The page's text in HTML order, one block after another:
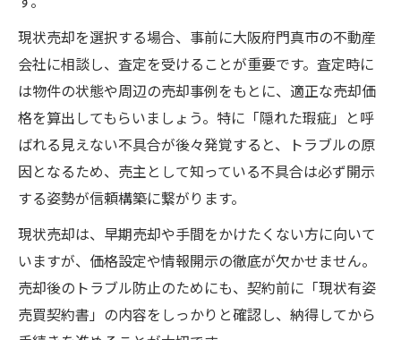
現状売却を選択する場合、事前に大阪府門真市の不動産
会社に相談し、査定を受けることが重要です。査定時に
は物件の状態や周辺の売却事例をもとに、適正な売却価
格を算出してもらいましょう。特に「隠れた瑕疵」と呼
ばれる見えない不具合が後々発覚すると、トラブルの原
因となるため、売主として知っている不具合は必ず開示
する姿勢が信頼構築に繋がります。
現状売却は、早期売却や手間をかけたくない方に向いて
いますが、価格設定や情報開示の徹底が欠かせません。
売却後のトラブル防止のためにも、契約前に「現状有姿
売買契約書」の内容をしっかりと確認し、納得してから